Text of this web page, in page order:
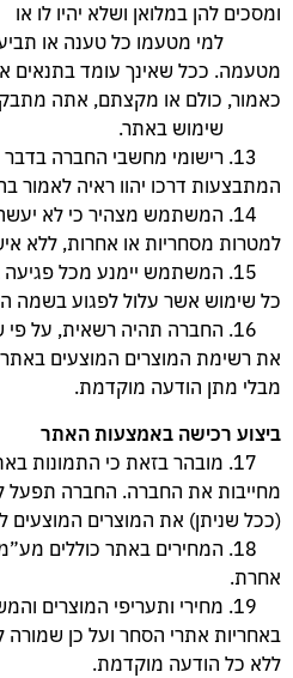
ומסכים להן במלואן ושלא יהיו לו או
למי מטעמו כל טענה או
מטעמה. ככל שאינך עומד בתנאים
כאמור, כולם או מקצתם, אתה
שימוש באתר.
13. רישומי מחשבי החברה
המתבצעות דרכו יהוו ראיה לאמור
14. המשתמש מצהיר כי לא
למטרות מסחריות או אחרות, ללא
15. המשתמש יימנע מכל
כל שימוש אשר עלול לפגוע בשמה
16. החברה תהיה רשאית, על
את רשימת המוצרים המוצעים
מבלי מתן הודעה מוקדמת.
ביצוע רכישה באמצעות האתר
17. מובהר בזאת כי התמונות
מחייבות את החברה. החברה תפעל
(ככל שניתן) את המוצרים המוצעים
18. המחירים באתר כוללים
אחרת.
19. מחירי ותעריפי המוצרים
באחריות אתרי הסחר ועל כן
ללא כל הודעה מוקדמת.